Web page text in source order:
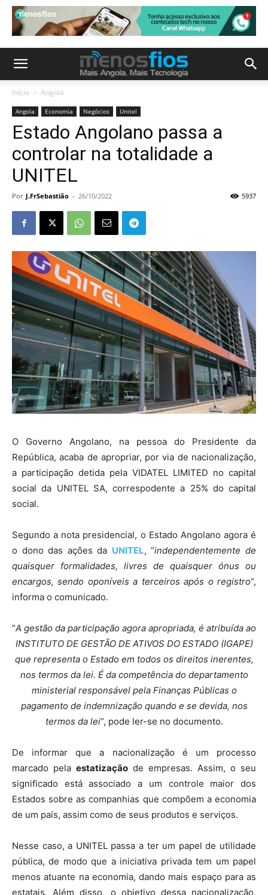
Início Angola
Angola Economia Negócios Unitel
Estado Angolano passa a
controlar na totalidade a
UNITEL
Por J.FrSebastião - 26/10/2022 5937
O Governo Angolano, na pessoa do Presidente da
República, acaba de apropriar, por via de nacionalização,
a participação detida pela VIDATEL LIMITED no capital
social da UNITEL SA, correspodente a 25% do capital
social.
Segundo a nota presidencial, o Estado Angolano agora é
o dono das ações da UNITEL, “independentemente de
quaisquer formalidades, livres de quaisquer ónus ou
encargos, sendo oponíveis a terceiros após o registro“,
informa o comunicado.
“A gestão da participação agora apropriada, é atribuída ao
INSTITUTO DE GESTÃO DE ATIVOS DO ESTADO (IGAPE)
que representa o Estado em todos os direitos inerentes,
nos termos da lei. É da competência do departamento
ministerial responsável pela Finanças Públicas o
pagamento de indemnização quando e se devida, nos
termos da lei“, pode ler-se no documento.
De informar que a nacionalização é um processo
marcado pela estatização de empresas. Assim, o seu
significado está associado a um controle maior dos
Estados sobre as companhias que compõem a economia
de um país, assim como de seus produtos e serviços.
Nesse caso, a UNITEL passa a ter um papel de utilidade
pública, de modo que a iniciativa privada tem um papel
menos atuante na economia, dando mais espaço para as
estatais. Além disso, o objetivo dessa nacionalização,